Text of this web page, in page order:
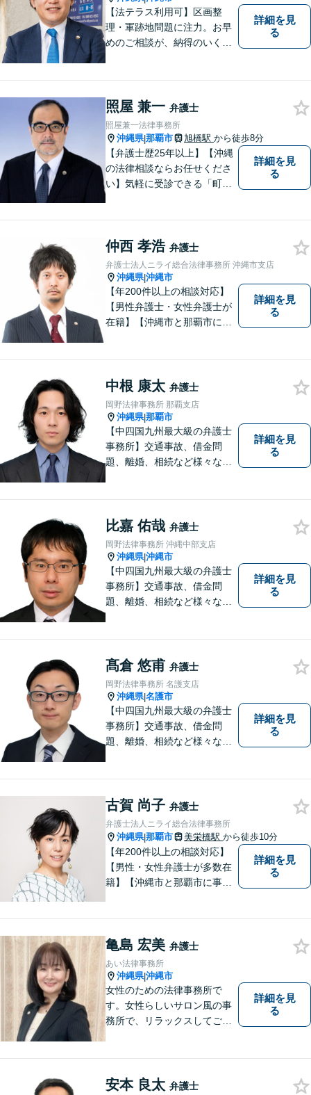
【法テラス利用可】区画整
理・軍跡地問題に注力。お早
めのご相談が、納得のいく解
代理人として全力でサポート
します【分割払い可】【休日
夜間対応】【駐車場あり】
詳細を見
る
照屋 兼一 弁護士
照屋兼一法律事務所
沖縄県|那覇市 旭橋駅 から徒歩8分
【弁護士歴25年以上】【沖縄
の法律相談ならお任せくださ
い】気軽に受診できる「町医
かし、ひとりでも多く悩まれ
ている方を救います。ぜひご
相談ください。
詳細を見
る
仲西 孝浩 弁護士
弁護士法人ニライ総合法律事務所 沖縄市支店
沖縄県|沖縄市
【年200件以上の相談対応】
【男性弁護士・女性弁護士が
在籍】【沖縄市と那覇市に事
す。「沖縄ならではの習慣」
を熟知した弁護士が多数在
籍。
詳細を見
る
中根 康太 弁護士
岡野法律事務所 那覇支店
沖縄県|那覇市
【中四国九州最大級の弁護士
事務所】交通事故、借金問
題、離婚、相続など様々な問
い！
詳細を見
る
比嘉 佑哉 弁護士
岡野法律事務所 沖縄中部支店
沖縄県|沖縄市
【中四国九州最大級の弁護士
事務所】交通事故、借金問
題、離婚、相続など様々な問
い！
詳細を見
る
髙倉 悠甫 弁護士
岡野法律事務所 名護支店
沖縄県|名護市
【中四国九州最大級の弁護士
事務所】交通事故、借金問
題、離婚、相続など様々な問
い！
詳細を見
る
古賀 尚子 弁護士
弁護士法人ニライ総合法律事務所
沖縄県|那覇市 美栄橋駅 から徒歩10分
【年200件以上の相談対応】
【男性・女性弁護士が多数在
籍】【沖縄市と那覇市に事務
らではの習慣」を熟知した弁
護士が多数在籍。
詳細を見
る
亀島 宏美 弁護士
あい法律事務所
沖縄県|沖縄市
女性のための法律事務所で
す。女性らしいサロン風の事
務所で、リラックスしてご相
詳細を見
る
安本 良太 弁護士